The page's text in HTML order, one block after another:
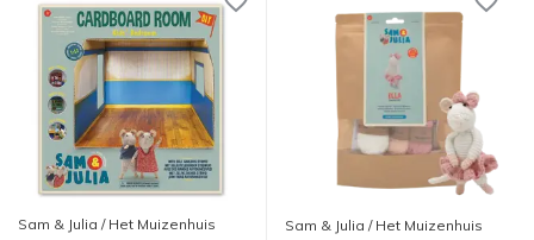
Sam & Julia / Het Muizenhuis Sam & Julia / Het Muizenhuis